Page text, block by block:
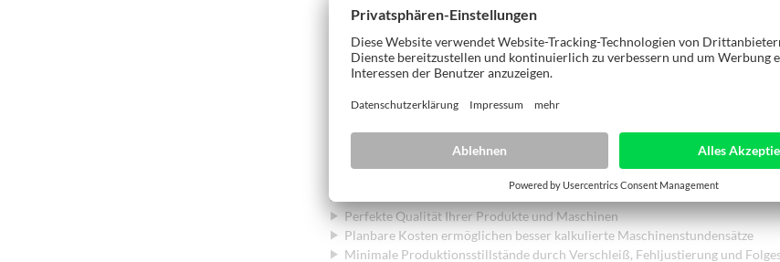
mit Ihrem Hersteller
Auch Topqualität braucht regelmäßige Wartung für optimale Investitions- und
Mit einer HOLZ-HER Servicevereinbarung brauchen Sie sich um den
Wertbestand Ihrer Maschine keine Gedanken mehr zu machen. Außerdem
Unsere Leistungen – Ihr Nutzen
Perfekte Qualität Ihrer Produkte und Maschinen
Planbare Kosten ermöglichen besser kalkulierte Maschinenstundensätze
Minimale Produktionsstillstände durch Verschleiß, Fehljustierung und